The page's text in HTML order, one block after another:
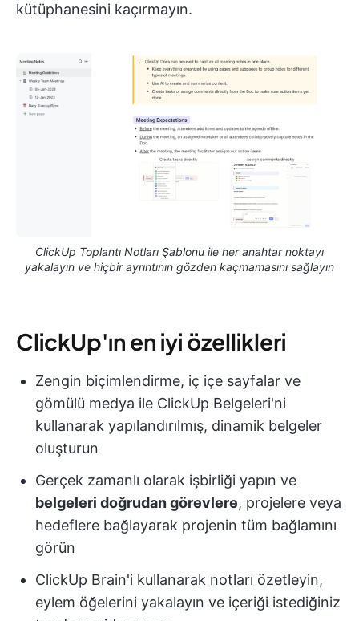
kütüphanesini kaçırmayın.
ClickUp Toplantı Notları Şablonu ile her anahtar noktayı
yakalayın ve hiçbir ayrıntının gözden kaçmamasını sağlayın
ClickUp'ın en iyi özellikleri
Zengin biçimlendirme, iç içe sayfalar ve
gömülü medya ile ClickUp Belgeleri'ni
kullanarak yapılandırılmış, dinamik belgeler
oluşturun
Gerçek zamanlı olarak işbirliği yapın ve
belgeleri doğrudan görevlere, projelere veya
hedeflere bağlayarak projenin tüm bağlamını
görün
ClickUp Brain'i kullanarak notları özetleyin,
eylem öğelerini yakalayın ve içeriği istediğiniz